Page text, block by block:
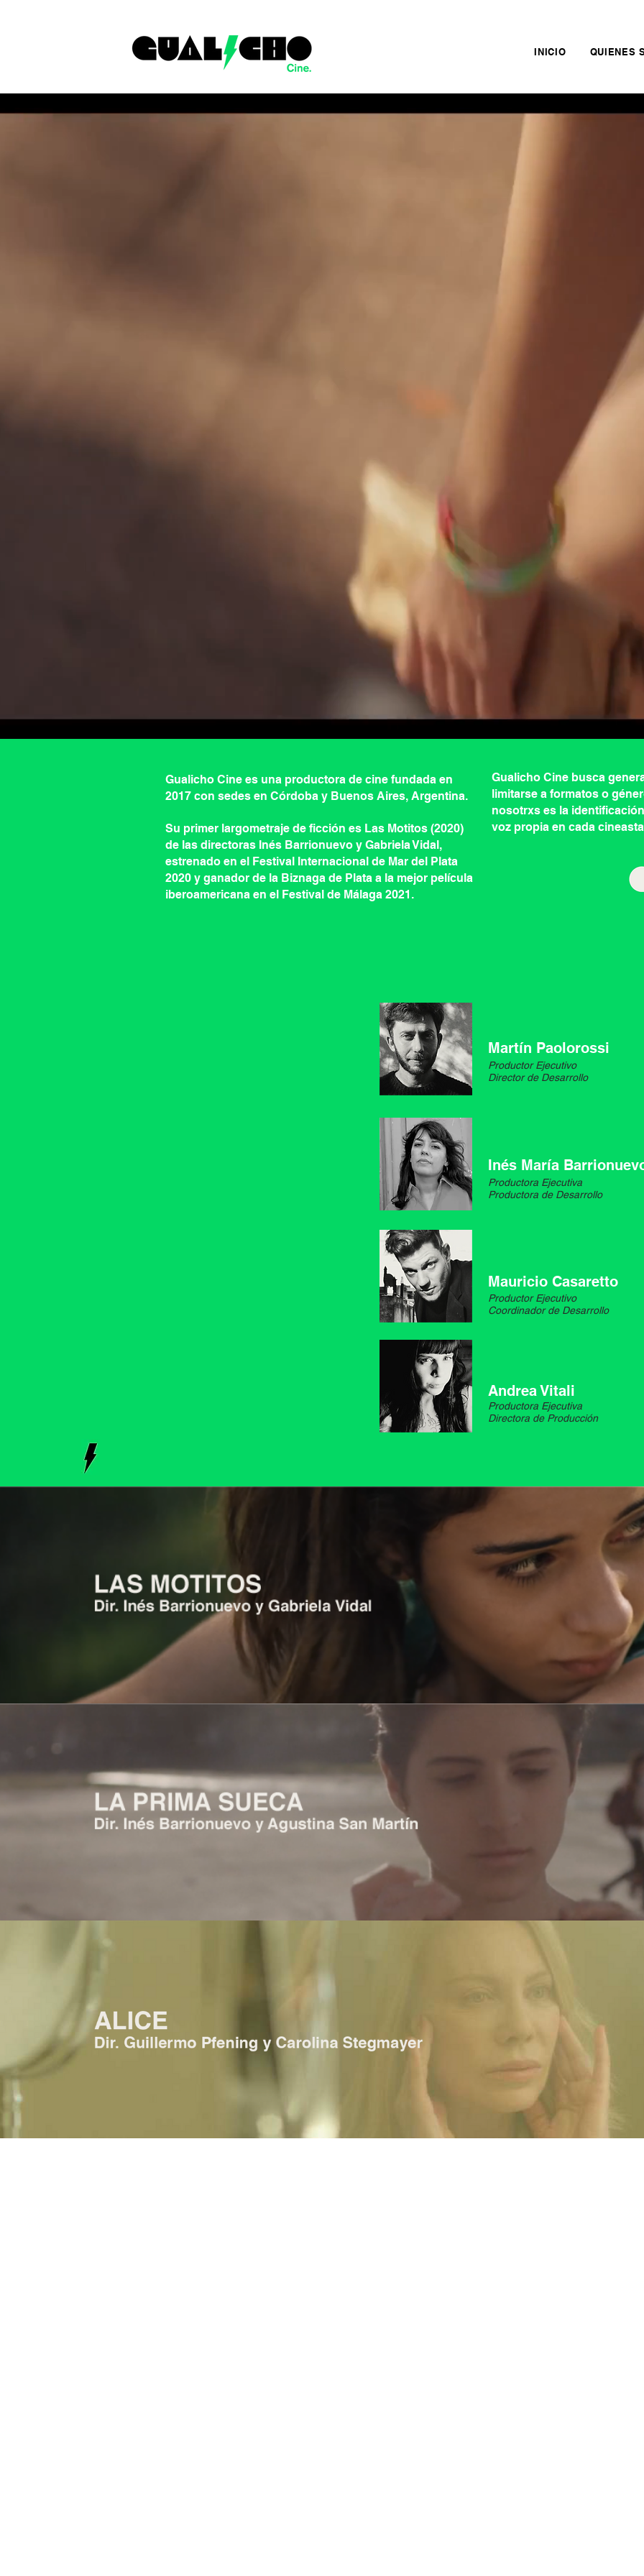
INICIO QUIENES
Gualicho Cine es una productora de cine fundada en
2017 con sedes en Córdoba y Buenos Aires, Argentina.
Su primer largometraje de ficción es Las Motitos (2020)
de las directoras Inés Barrionuevo y Gabriela Vidal,
estrenado en el Festival Internacional de Mar del Plata
2020 y ganador de la Biznaga de Plata a la mejor película
iberoamericana en el Festival de Málaga 2021.
Gualicho Cine busca
limitarse a formatos o
nosotrxs es la
voz propia en cada
Martín Paolorossi
Productor Ejecutivo
Director de Desarrollo
Inés María
Productora Ejecutiva
Productora de Desarrollo
Mauricio Casaretto
Productor Ejecutivo
Coordinador de Desarrollo
Andrea Vitali
Productora Ejecutiva
Directora de Producción